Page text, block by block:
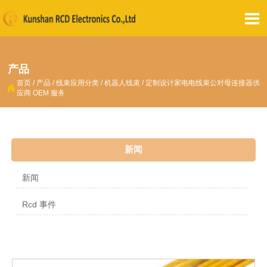

产品
 首页 / 产品 /线束应用分类 /机器人线束 / 定制设计家电电线束公对母连接器供
应商 OEM 服务
新闻
新闻
Rcd 事件